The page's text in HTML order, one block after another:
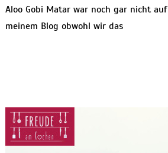
Aloo Gobi Matar war noch gar nicht auf
meinem Blog obwohl wir das